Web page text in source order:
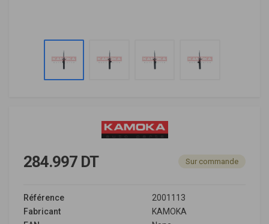
284.997 DT Sur commande
Référence
2001113
Fabricant
KAMOKA